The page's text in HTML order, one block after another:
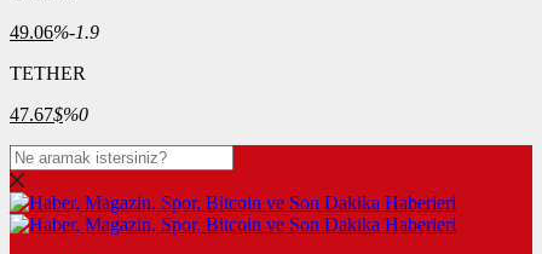
49.06%-1.9
TETHER
47.67$%0